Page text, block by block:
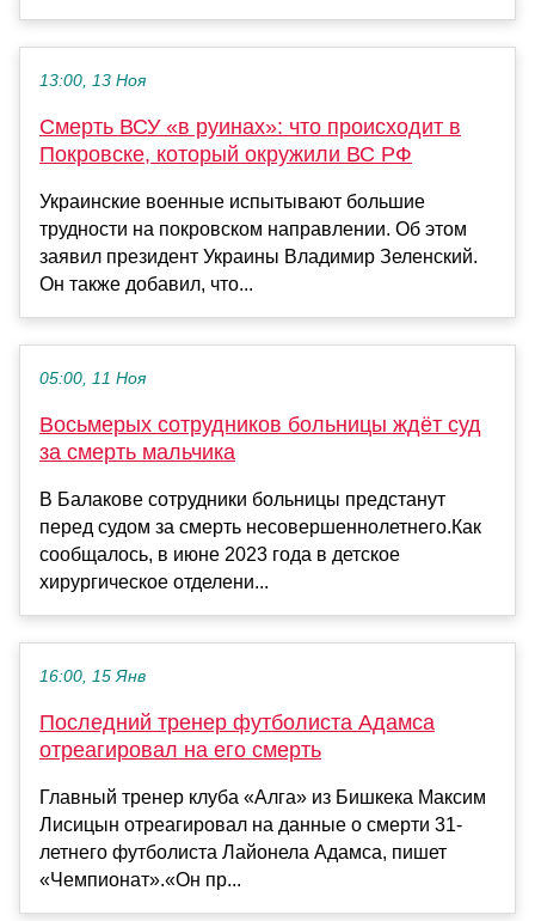
13:00, 13 Ноя
Смерть ВСУ «в руинах»: что происходит в
Покровске, который окружили ВС РФ
Украинские военные испытывают большие
трудности на покровском направлении. Об этом
заявил президент Украины Владимир Зеленский.
Он также добавил, что...
05:00, 11 Ноя
Восьмерых сотрудников больницы ждёт суд
за смерть мальчика
В Балакове сотрудники больницы предстанут
перед судом за смерть несовершеннолетнего.Как
сообщалось, в июне 2023 года в детское
хирургическое отделени...
16:00, 15 Янв
Последний тренер футболиста Адамса
отреагировал на его смерть
Главный тренер клуба «Алга» из Бишкека Максим
Лисицын отреагировал на данные о смерти 31-
летнего футболиста Лайонела Адамса, пишет
«Чемпионат».«Он пр...